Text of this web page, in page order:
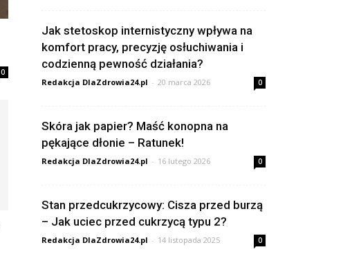
0
Jak stetoskop internistyczny wpływa na
komfort pracy, precyzję osłuchiwania i
codzienną pewność działania?
Redakcja DlaZdrowia24.pl - 20 marca 2026 0
Skóra jak papier? Maść konopna na
pękające dłonie – Ratunek!
Redakcja DlaZdrowia24.pl - 16 lutego 2026 0
Stan przedcukrzycowy: Cisza przed burzą
– Jak uciec przed cukrzycą typu 2?
Redakcja DlaZdrowia24.pl - 14 listopada 2025 0